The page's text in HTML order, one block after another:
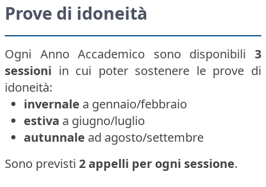
Prove di idoneità
Ogni Anno Accademico sono disponibili 3
sessioni in cui poter sostenere le prove di
idoneità:
invernale a gennaio/febbraio
estiva a giugno/luglio
autunnale ad agosto/settembre
Sono previsti 2 appelli per ogni sessione.